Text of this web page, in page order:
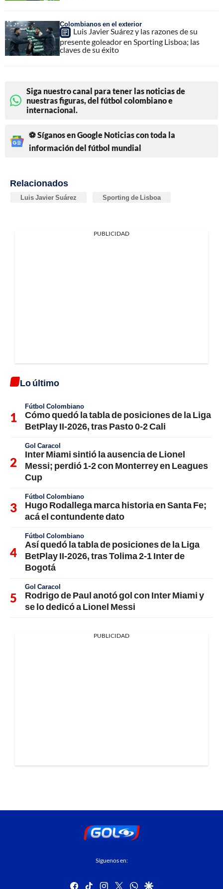
Colombianos en el exterior
Luis Javier Suárez y las razones de su
presente goleador en Sporting Lisboa; las
claves de su éxito
Siga nuestro canal para tener las noticias de
nuestras figuras, del fútbol colombiano e
internacional.
⚽ Síganos en Google Noticias con toda la
información del fútbol mundial
Relacionados
Luis Javier Suárez Sporting de Lisboa
PUBLICIDAD
Lo último
Fútbol Colombiano
Cómo quedó la tabla de posiciones de la Liga
BetPlay II-2026, tras Pasto 0-2 Cali
Gol Caracol
Inter Miami sintió la ausencia de Lionel
Messi; perdió 1-2 con Monterrey en Leagues
Cup
Fútbol Colombiano
Hugo Rodallega marca historia en Santa Fe;
acá el contundente dato
Fútbol Colombiano
Así quedó la tabla de posiciones de la Liga
BetPlay II-2026, tras Tolima 2-1 Inter de
Bogotá
Gol Caracol
Rodrigo de Paul anotó gol con Inter Miami y
se lo dedicó a Lionel Messi
PUBLICIDAD
Síguenos en:
facebook
tiktok instagram
twitterwhatsapp
google